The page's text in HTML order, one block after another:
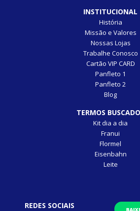
INSTITUCIONAL
História
Missão e Valores
Nossas Lojas
Trabalhe Conosco
Cartão VIP CARD
Panfleto 1
Panfleto 2
Blog
TERMOS
Kit dia a dia
Franui
Flormel
Eisenbahn
Leite
REDES SOCIAIS